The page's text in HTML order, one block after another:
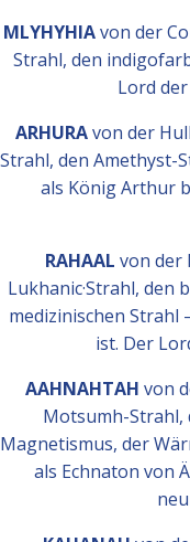
MLYHYHIAvon der
Strahl, den
Lord
ARHURAvon der
Strahl, den Amethyst-
als König Arthur
RAHAAL von der
Lukhanic·Strahl, den
medizinischen Strahl
ist. Der
AAHNAHTAH von
Motsumh-Strahl,
Magnetismus, der
als Echnaton von